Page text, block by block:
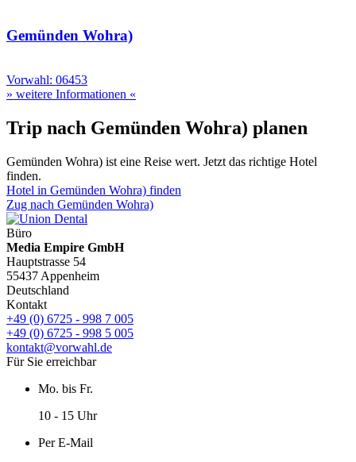
Gemünden Wohra)
Vorwahl: 06453
» weitere Informationen «
Trip nach Gemünden Wohra) planen
Gemünden Wohra) ist eine Reise wert. Jetzt das richtige Hotel
finden.
Hotel in Gemünden Wohra) finden
Zug nach Gemünden Wohra)
Büro
Media Empire GmbH
Hauptstrasse 54
55437 Appenheim
Deutschland
Kontakt
+49 (0) 6725 - 998 7 005
+49 (0) 6725 - 998 5 005
kontakt@vorwahl.de
Für Sie erreichbar
Mo. bis Fr.
10 - 15 Uhr
Per E-Mail